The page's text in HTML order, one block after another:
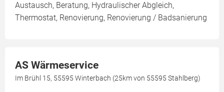
Austausch, Beratung, Hydraulischer Abgleich,
Thermostat, Renovierung, Renovierung / Badsanierung
AS Wärmeservice
Im Brühl 15, 55595 Winterbach (25km von 55595 Stahlberg)